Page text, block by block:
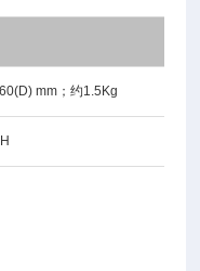
mm；约1.5Kg